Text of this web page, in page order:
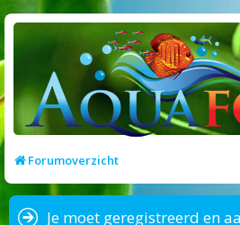
Forumoverzicht
Je moet geregistreerd en